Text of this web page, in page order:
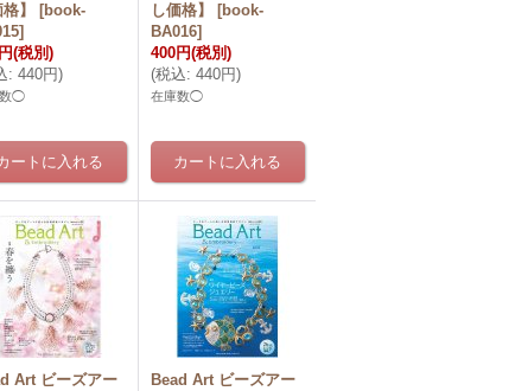
】
[book-
]
(税別)
: 440円)
◯
し価格】
[book-
BA016]
400円(税別)
(税込: 440円)
在庫数◯
Art ビーズアー
Bead Art ビーズアー